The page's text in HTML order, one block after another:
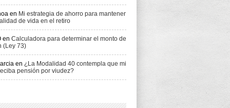
en Mi estrategia de ahorro para mantener
de vida en el retiro
en Calculadora para determinar el monto de
(Ley 73)
en ¿La Modalidad 40 contempla que mi
pensión por viudez?